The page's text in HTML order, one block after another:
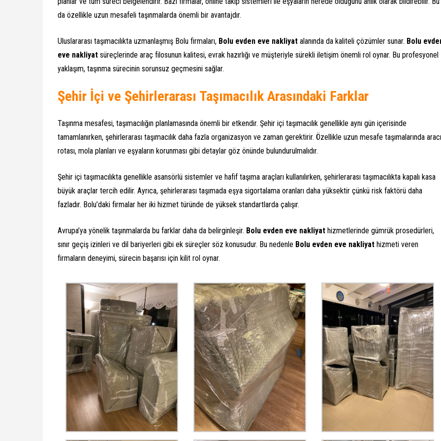
da özellikle uzun mesafeli taşınmalarda önemli bir avantajdır.
Uluslararası taşımacılıkta uzmanlaşmış Bolu firmaları, Bolu evden eve nakliyat alanında da kaliteli çözümler sunar. Bolu
eve nakliyat süreçlerinde araç filosunun kalitesi, evrak hazırlığı ve müşteriyle sürekli iletişim önemli rol oynar. Bu profesyonel
yaklaşım, taşınma sürecinin sorunsuz geçmesini sağlar.
Şehir İçi ve Şehirlerarası Taşımacılık Arasındaki Farklar
Taşınma mesafesi, taşımacılığın planlamasında önemli bir etkendir. Şehir içi taşımacılık genellikle aynı gün içerisinde
tamamlanırken, şehirlerarası taşımacılık daha fazla organizasyon ve zaman gerektirir. Özellikle uzun mesafe taşımalarında
rotası, mola planları ve eşyaların korunması gibi detaylar göz önünde bulundurulmalıdır.
Şehir içi taşımacılıkta genellikle asansörlü sistemler ve hafif taşıma araçları kullanılırken, şehirlerarası taşımacılıkta kapalı kasa
büyük araçlar tercih edilir. Ayrıca, şehirlerarası taşımada eşya sigortalama oranları daha yüksektir çünkü risk faktörü daha
fazladır. Bolu’daki firmalar her iki hizmet türünde de yüksek standartlarda çalışır.
Avrupa’ya yönelik taşınmalarda bu farklar daha da belirginleşir. Bolu evden eve nakliyat hizmetlerinde gümrük prosedürleri,
sınır geçiş izinleri ve dil bariyerleri gibi ek süreçler söz konusudur. Bu nedenle Bolu evden eve nakliyat hizmeti veren
firmaların deneyimi, sürecin başarısı için kilit rol oynar.